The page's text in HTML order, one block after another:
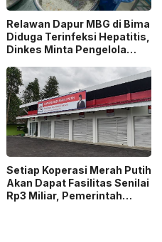
Relawan Dapur MBG di Bima
Diduga Terinfeksi Hepatitis,
Dinkes Minta Pengelola
Setiap Koperasi Merah Putih
Akan Dapat Fasilitas Senilai
Rp3 Miliar, Pemerintah